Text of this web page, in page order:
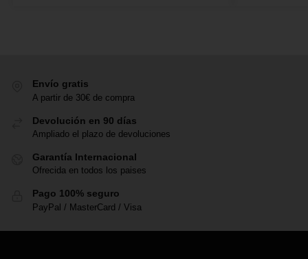
Envío gratis
A partir de 30€ de compra
Devolución en 90 días
Ampliado el plazo de devoluciones
Garantía Internacional
Ofrecida en todos los paises
Pago 100% seguro
PayPal / MasterCard / Visa